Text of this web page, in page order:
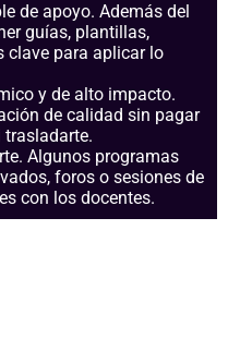
de apoyo. Además del
guías, plantillas,
clave para aplicar lo
y de alto impacto.
de calidad sin pagar
trasladarte.
Algunos programas
foros o sesiones de
con los docentes.